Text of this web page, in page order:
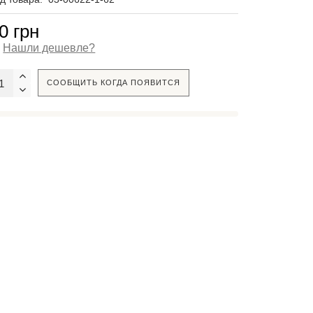
грн
Нашли дешевле?
СООБЩИТЬ КОГДА ПОЯВИТСЯ